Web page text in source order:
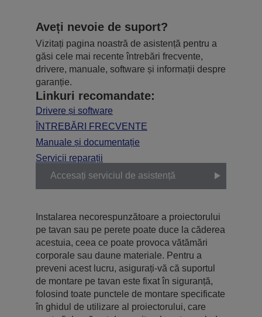
Aveți nevoie de suport?
Vizitați pagina noastră de asistență pentru a
găsi cele mai recente întrebări frecvente,
drivere, manuale, software și informații despre
garanție.
Linkuri recomandate:
Drivere și software
ÎNTREBĂRI FRECVENTE
Manuale și documentație
Servicii reparații
Accesați serviciul de asistență
Instalarea necorespunzătoare a proiectorului
pe tavan sau pe perete poate duce la căderea
acestuia, ceea ce poate provoca vătămări
corporale sau daune materiale. Pentru a
preveni acest lucru, asigurați-vă că suportul
de montare pe tavan este fixat în siguranță,
folosind toate punctele de montare specificate
în ghidul de utilizare al proiectorului, care